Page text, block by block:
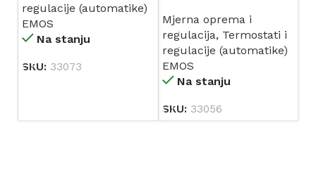
regulacije (automatike)
EMOS
Na stanju
SKU: 33073
Mjerna oprema i
regulacija, Termostati i
regulacije (automatike)
EMOS
Na stanju
SKU: 33056